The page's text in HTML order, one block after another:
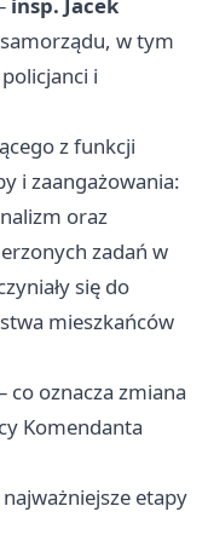
w tym
i
z funkcji
i zaangażowania:
oraz
zadań w
się do
mieszkańców
co oznacza zmiana
Komendanta
etapy